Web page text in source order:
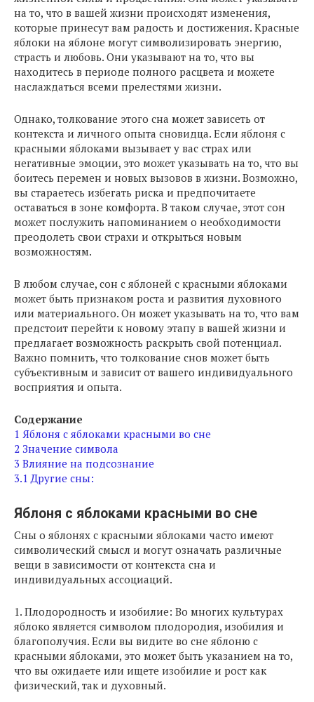
на то, что в вашей жизни происходят изменения,
которые принесут вам радость и достижения. Красные
яблоки на яблоне могут символизировать энергию,
страсть и любовь. Они указывают на то, что вы
находитесь в периоде полного расцвета и можете
наслаждаться всеми прелестями жизни.
Однако, толкование этого сна может зависеть от
контекста и личного опыта сновидца. Если яблоня с
красными яблоками вызывает у вас страх или
негативные эмоции, это может указывать на то, что вы
боитесь перемен и новых вызовов в жизни. Возможно,
вы стараетесь избегать риска и предпочитаете
оставаться в зоне комфорта. В таком случае, этот сон
может послужить напоминанием о необходимости
преодолеть свои страхи и открыться новым
возможностям.
В любом случае, сон с яблоней с красными яблоками
может быть признаком роста и развития духовного
или материального. Он может указывать на то, что вам
предстоит перейти к новому этапу в вашей жизни и
предлагает возможность раскрыть свой потенциал.
Важно помнить, что толкование снов может быть
субъективным и зависит от вашего индивидуального
восприятия и опыта.
Содержание
1 Яблоня с яблоками красными во сне
2 Значение символа
3 Влияние на подсознание
3.1 Другие сны:
Яблоня с яблоками красными во сне
Сны о яблонях с красными яблоками часто имеют
символический смысл и могут означать различные
вещи в зависимости от контекста сна и
индивидуальных ассоциаций.
1. Плодородность и изобилие: Во многих культурах
яблоко является символом плодородия, изобилия и
благополучия. Если вы видите во сне яблоню с
красными яблоками, это может быть указанием на то,
что вы ожидаете или ищете изобилие и рост как
физический, так и духовный.